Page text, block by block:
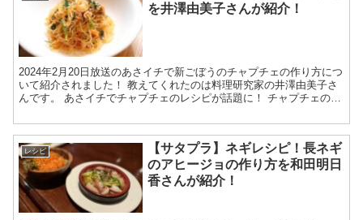
を井澤由美子さんが紹介！
2024年2月20日放送のあさイチで新ごぼうのチャプチェの作り方につ
いて紹介されました！ 教えてくれたのは料理研究家の井澤由美子さ
んです。 あさイチでチャプチェのレシピが話題に！ チャプチェの材
レシピ
【サタプラ】ネギレシピ！長ネギ
のアヒージョの作り方を和田明日
香さんが紹介！